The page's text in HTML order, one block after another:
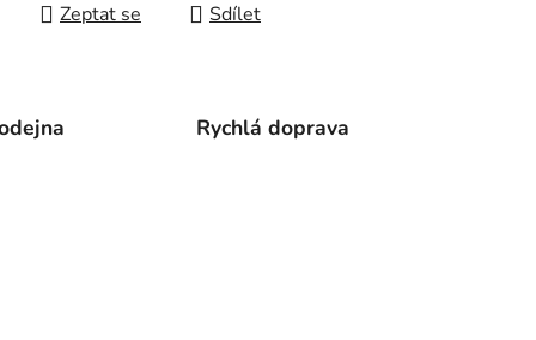
Zeptat se Sdílet
Rychlá doprava